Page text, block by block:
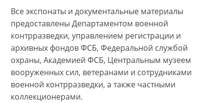
Все экспонаты и документальные материалы
предоставлены Департаментом военной
контрразведки, управлением регистрации и
архивных фондов ФСБ, Федеральной службой
охраны, Академией ФСБ, Центральным музеем
вооруженных сил, ветеранами и сотрудниками
военной контрразведки, а также частными
коллекционерами.